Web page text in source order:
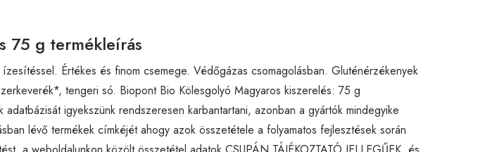
75 g termékleírás
Értékes és finom csemege. Védőgázas csomagolásban. Gluténérzékenyek
tengeri só. Biopont Bio Kölesgolyó Magyaros kiszerelés: 75 g
igyekszünk rendszeresen karbantartani, azonban a gyártók mindegyike
lévő termékek címkéjét ahogy azok összetétele a folyamatos fejlesztések során